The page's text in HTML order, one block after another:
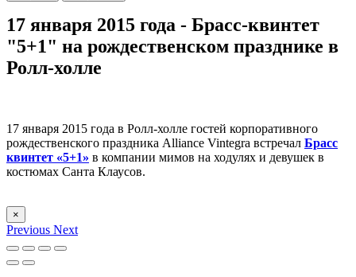
17 января 2015 года - Брасс-квинтет
"5+1" на рождественском празднике в
Ролл-холле
17 января 2015 года в Ролл-холле гостей корпоративного
рождественского праздника Alliance Vintegra встречал Брасс
квинтет «5+1» в компании мимов на ходулях и девушек в
костюмах Санта Клаусов.
×
Previous Next